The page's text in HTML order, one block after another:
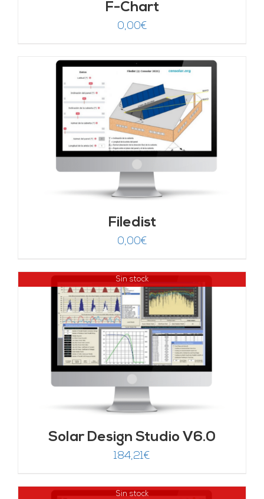
F-Chart
0,00€
Filedist
0,00€
Sin stock
Solar Design Studio V6.0
184,21€
Sin stock